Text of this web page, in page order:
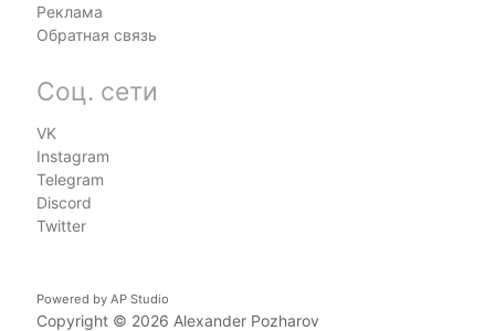
Реклама
Обратная связь
Соц. сети
VK
Instagram
Telegram
Discord
Twitter
Powered by AP Studio
Copyright © 2026 Alexander Pozharov